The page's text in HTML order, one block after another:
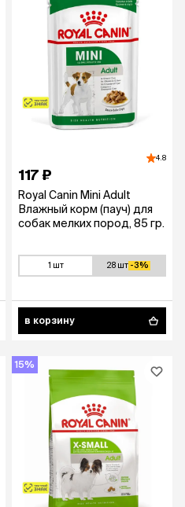
4.8
117 ₽
Royal Canin Mini Adult
Влажный корм (пауч) для
собак мелких пород, 85 гр.
1 шт 28 шт -3%
в корзину
15%